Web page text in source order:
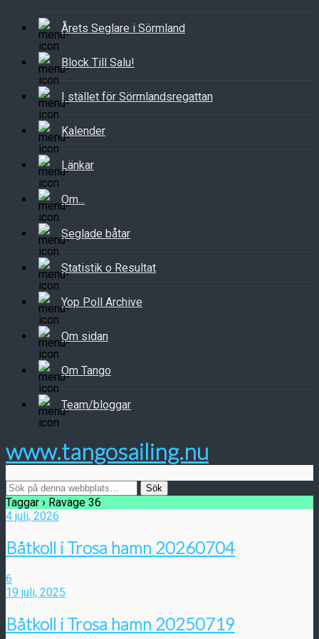
Årets Seglare i Sörmland
Block Till Salu!
I stället för Sörmlandsregattan
Kalender
Länkar
Om...
Seglade båtar
Statistik o Resultat
Yop Poll Archive
Om sidan
Om Tango
Team/bloggar
www.tangosailing.nu
Taggar › Ravage 36
4 juli, 2026
Båtkoll i Trosa hamn 20260704
6
19 juli, 2025
Båtkoll i Trosa hamn 20250719